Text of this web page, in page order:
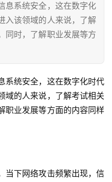
息系统安全，这在数字化
入该领域的人来说，了解
同时，了解职业发展等方
系统安全，这在数字化时代
域的人来说，了解考试相关
职业发展等方面的内容同样
当下网络攻击频繁出现，信